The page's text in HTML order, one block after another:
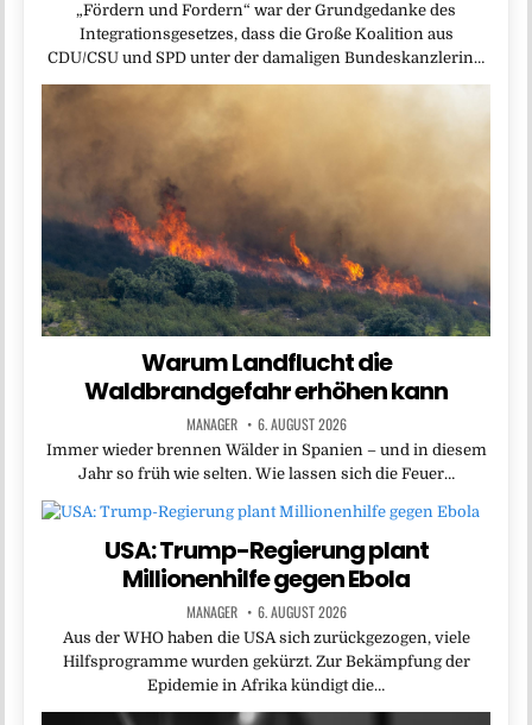
„Fördern und Fordern“ war der Grundgedanke des
Integrationsgesetzes, dass die Große Koalition aus
CDU/CSU und SPD unter der damaligen Bundeskanzlerin…
Warum Landflucht die
Waldbrandgefahr erhöhen kann
MANAGER 6. AUGUST 2026
Immer wieder brennen Wälder in Spanien – und in diesem
Jahr so früh wie selten. Wie lassen sich die Feuer…
USA: Trump-Regierung plant
Millionenhilfe gegen Ebola
MANAGER 6. AUGUST 2026
Aus der WHO haben die USA sich zurückgezogen, viele
Hilfsprogramme wurden gekürzt. Zur Bekämpfung der
Epidemie in Afrika kündigt die…